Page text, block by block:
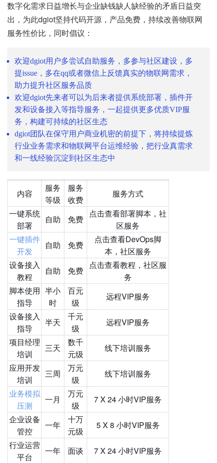
数字化需求日益增长与企业缺钱缺人缺经验的矛盾日益突
出，为此dgiot坚持代码开源，产品免费，持续改善物联网
服务性价比，同时倡议：
欢迎dgiot用户多尝试自助服务，多参与社区建设，多
提issue，多在qq或者微信上反馈真实的物联网需求，
助力提升社区服务品质
欢迎dgiot先来者可以为后来者提供系统部署，插件开
发和设备接入等指导服务，一起提供更多优质VIP服
务，构建可持续的社区生态
dgiot团队在保守用户商业机密的前提下，将持续提炼
行业业务需求和物联网平台运维经验，把行业真需求
和一线经验沉淀到社区生态中
内容
服务
等级
服务
收费
服务方式
一键系统
部署
自助 免费
点击查看部署脚本，社
区服务
一键插件
开发
自助 免费
点击查看DevOps脚
本，社区服务
设备接入
教程
自助 免费
点击查看教程，社区服
务
脚本使用
指导
半小
时
百元
级
远程VIP服务
设备接入
指导
半天
千元
级
远程VIP服务
项目经理
培训
三天
数千
元级
线下培训服务
应用开发
培训
三周
万元
级
线下培训服务
业务模拟
压测
一月
万元
级
7 X 24 小时VIP服务
企业设备
管控
一年
十万
元级
5 X 8 小时VIP服务
行业运营
平台
一年 面谈 7 X 24 小时VIP服务